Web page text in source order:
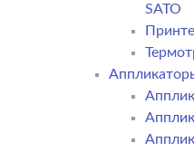
SATO